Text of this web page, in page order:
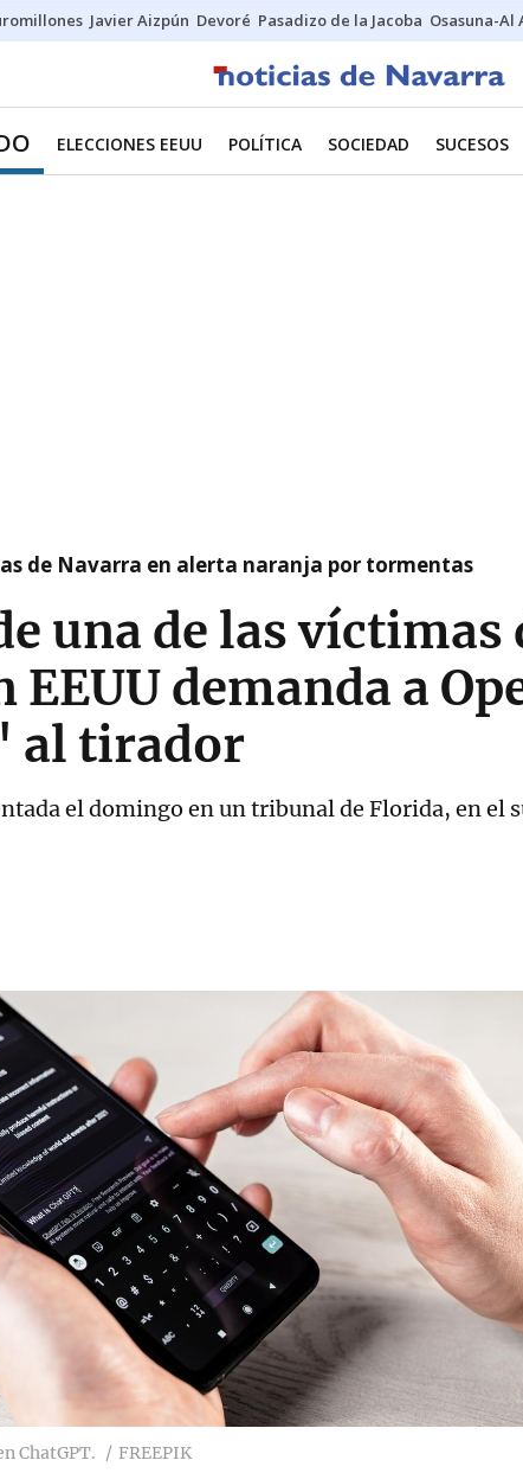
Javier Aizpún Devoré Pasadizo de la Jacoba Osasuna-Al
ELECCIONES EEUU POLÍTICA SOCIEDAD SUCESOS
de Navarra en alerta naranja por tormentas
una de las
EEUU demanda a
al tirador
el domingo en un tribunal de Florida, en el
ChatGPT. FREEPIK